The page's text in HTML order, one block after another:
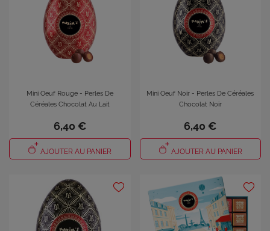
Mini Oeuf Rouge - Perles De
Céréales Chocolat Au Lait
6,40 €
AJOUTER AU PANIER
Mini Oeuf Noir - Perles De Céréales
Chocolat Noir
6,40 €
AJOUTER AU PANIER